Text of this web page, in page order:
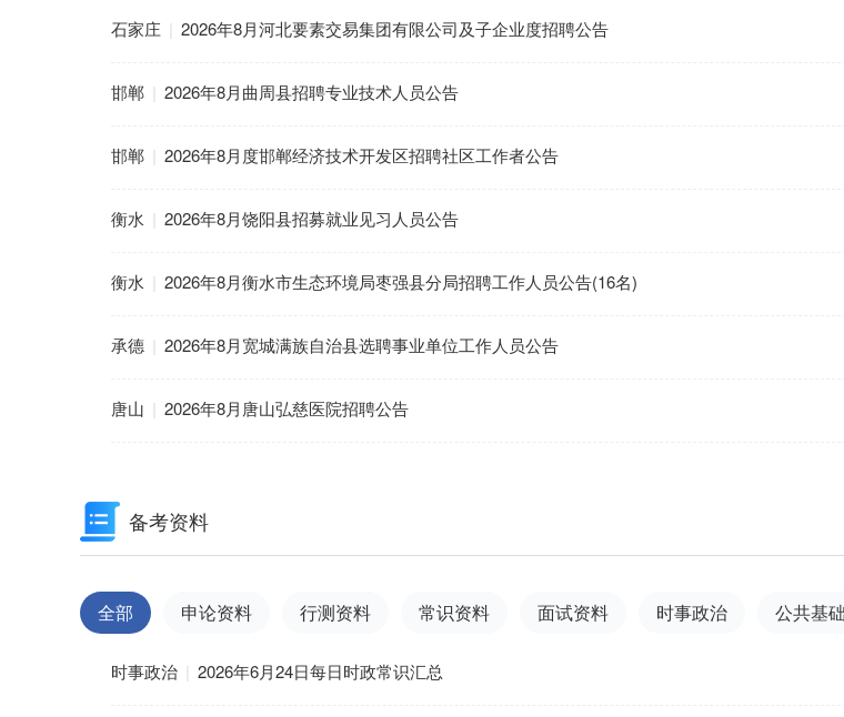
石家庄 2026年8月河北要素交易集团有限公司及子企业度招聘公告
邯郸 2026年8月曲周县招聘专业技术人员公告
邯郸 2026年8月度邯郸经济技术开发区招聘社区工作者公告
衡水 2026年8月饶阳县招募就业见习人员公告
衡水 2026年8月衡水市生态环境局枣强县分局招聘工作人员公告(16名)
承德 2026年8月宽城满族自治县选聘事业单位工作人员公告
唐山 2026年8月唐山弘慈医院招聘公告
备考资料
全部 申论资料 行测资料 常识资料 面试资料 时事政治 公共基础
时事政治 2026年6月24日每日时政常识汇总